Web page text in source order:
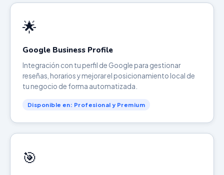
🌟
Google Business Profile
Integración con tu perfil de Google para gestionar
reseñas, horarios y mejorar el posicionamiento local de
tu negocio de forma automatizada.
Disponible en: Profesional y Premium
🎯